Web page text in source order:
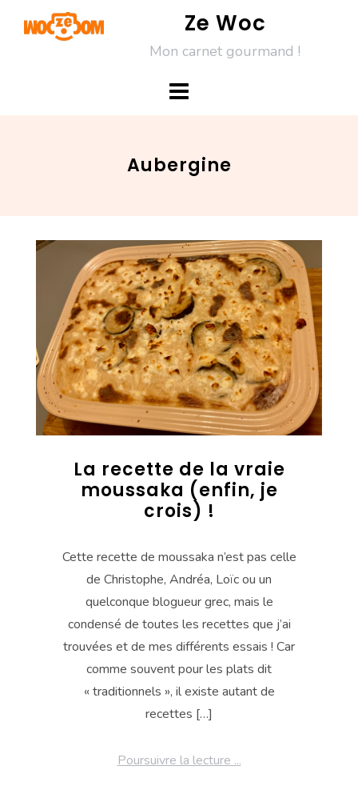
Ze Woc
Mon carnet gourmand !
Aubergine
La recette de la vraie
moussaka (enfin, je
crois) !
Cette recette de moussaka n’est pas celle
de Christophe, Andréa, Loïc ou un
quelconque blogueur grec, mais le
condensé de toutes les recettes que j’ai
trouvées et de mes différents essais ! Car
comme souvent pour les plats dit
« traditionnels », il existe autant de
recettes […]
Poursuivre la lecture ...